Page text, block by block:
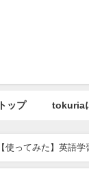
トップ tokuria
【使ってみた】英語